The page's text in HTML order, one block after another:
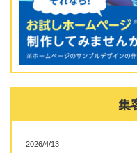
集
2026/4/13